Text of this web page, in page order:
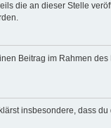
die an dieser Stelle
Beitrag im Rahmen des
insbesondere, dass